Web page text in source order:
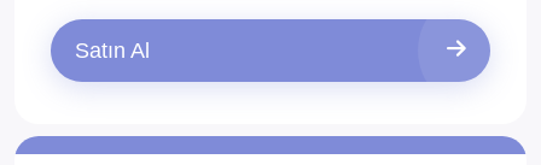
Satın Al